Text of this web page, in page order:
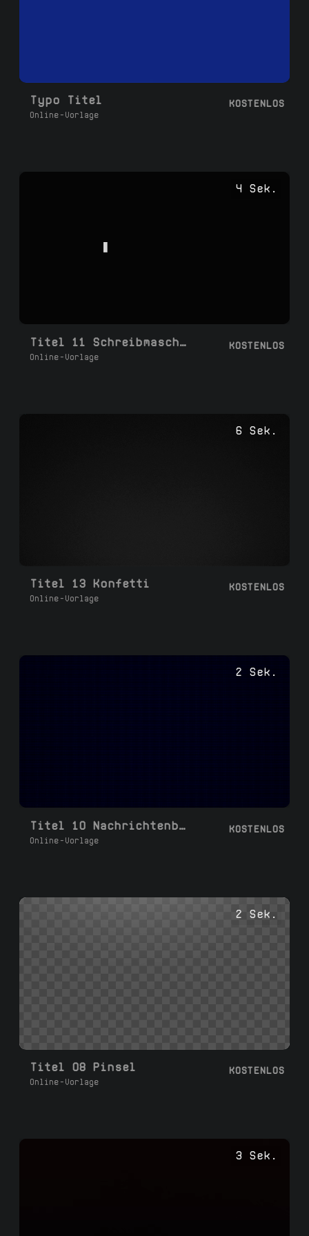
Typo Titel
Online-Vorlage
KOSTENLOS
4 Sek.
Titel 11 Schreibmaschinenstil 03
Online-Vorlage
KOSTENLOS
6 Sek.
Titel 13 Konfetti
Online-Vorlage
KOSTENLOS
2 Sek.
Titel 10 Nachrichtenblase
Online-Vorlage
KOSTENLOS
2 Sek.
Titel 08 Pinsel
Online-Vorlage
KOSTENLOS
3 Sek.